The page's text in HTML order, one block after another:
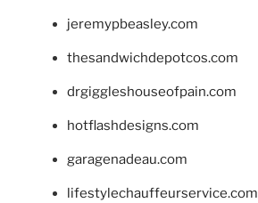
jeremypbeasley.com
thesandwichdepotcos.com
drgiggleshouseofpain.com
hotflashdesigns.com
garagenadeau.com
lifestylechauffeurservice.com